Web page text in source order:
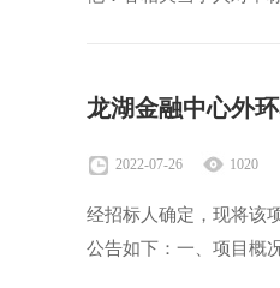
龙湖金融中心外
2022-07-26 1020
经招标人确定，现将该
公告如下：一、项目概